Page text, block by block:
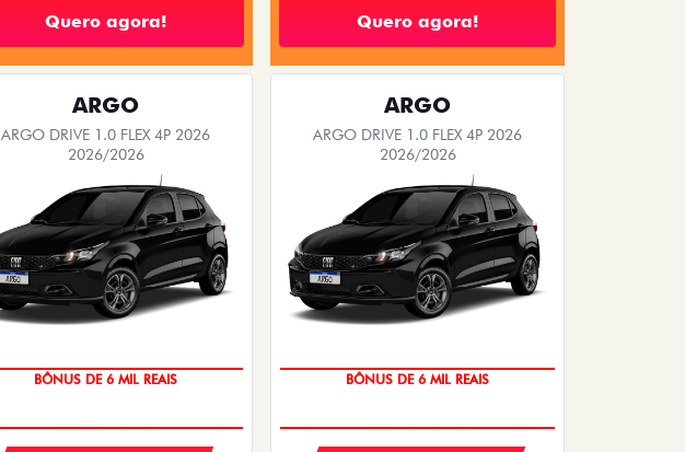
Quero agora! Quero agora!
ARGO
ARGO DRIVE 1.0 FLEX 4P 2026
2026/2026
ARGO
ARGO DRIVE 1.0 FLEX 4P 2026
2026/2026